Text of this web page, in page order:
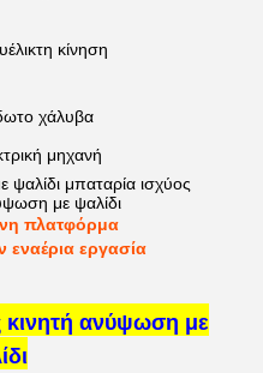
κίνηση
χάλυβα
μηχανή
μπαταρία ισχύος
με ψαλίδι
πλατφόρμα
εναέρια εργασία
κινητή ανύψωση με